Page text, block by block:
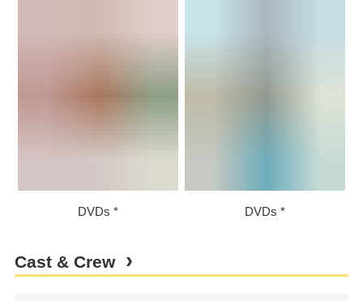
DVDs DVDs
Cast & Crew